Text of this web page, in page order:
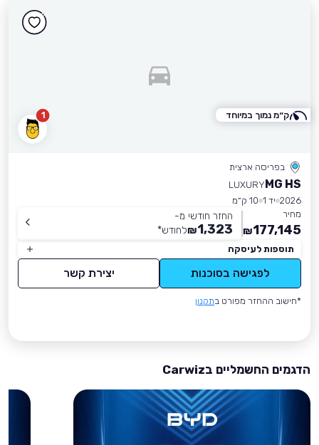
1
בפריסה ארצית
MG HS
LUXURY
2026 יד 1
10 ק״מ
מחיר
177,145
₪
החזר חודשי מ-
1,323
₪לחודש*
תוספות לעיסקה
לפגישה בסוכנות יצירת קשר
*חישוב ההחזר מפורט בתקנון
ק״מ נמוך במיוחד
הדגמים החשמליים בCarwiz